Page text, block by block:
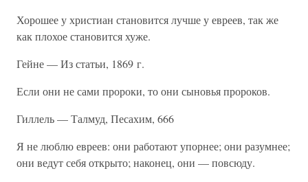
Хорошее у христиан становится лучше у евреев, так же
как плохое становится хуже.
Гейне — Из статьи, 1869 г.
Если они не сами пророки, то они сыновья пророков.
Гиллель — Талмуд, Песахим, 666
Я не люблю евреев: они работают упорнее; они разумнее;
они ведут себя открыто; наконец, они — повсюду.